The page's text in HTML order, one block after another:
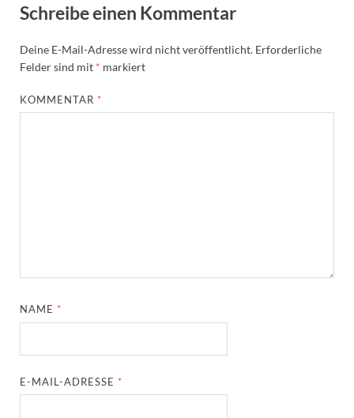
Schreibe einen Kommentar
Deine E-Mail-Adresse wird nicht veröffentlicht. Erforderliche
Felder sind mit * markiert
KOMMENTAR *
NAME *
E-MAIL-ADRESSE *